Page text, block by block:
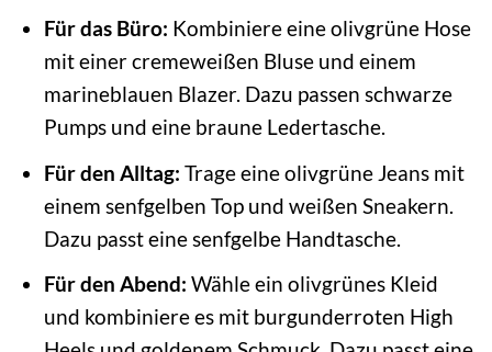
Für das Büro: Kombiniere eine olivgrüne Hose
mit einer cremeweißen Bluse und einem
marineblauen Blazer. Dazu passen schwarze
Pumps und eine braune Ledertasche.
Für den Alltag: Trage eine olivgrüne Jeans mit
einem senfgelben Top und weißen Sneakern.
Dazu passt eine senfgelbe Handtasche.
Für den Abend: Wähle ein olivgrünes Kleid
und kombiniere es mit burgunderroten High